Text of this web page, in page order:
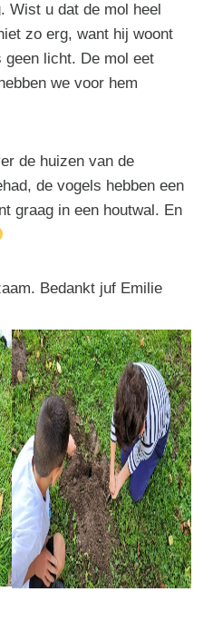
Wist u dat de mol heel
zo erg, want hij woont
geen licht. De mol eet
we voor hem
de huizen van de
de vogels hebben een
graag in een houtwal. En
Bedankt juf Emilie